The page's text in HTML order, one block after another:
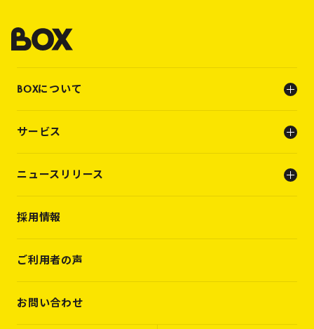
BOXについて
ビジョン
サービス
キャリアビルディング支援（転職支援）
ニュースリリース
PRESS RELEASE
VOICES
CASES
採用情報
ご利用者の声
お問い合わせ